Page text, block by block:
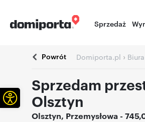
Sprzedaż
Powrót Domiporta.pl ›
Sprzedam
Olsztyn
Olsztyn, Przemysłowa -
Otwórz pasek narzędzi